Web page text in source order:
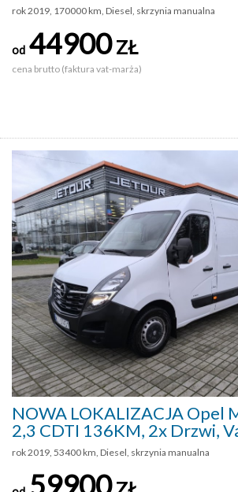
rok 2019, 170000 km, Diesel, skrzynia manualna
od 44900ZŁ
cena brutto (faktura vat-marża)
NOWA LOKALIZACJA Opel
2,3 CDTI 136KM, 2x Drzwi,
rok 2019, 53400 km, Diesel, skrzynia manualna
59900